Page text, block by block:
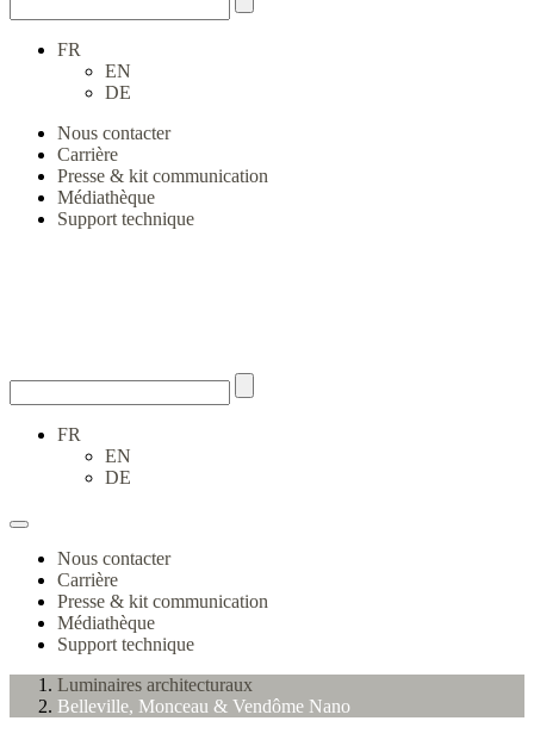
FR
EN
DE
Nous contacter
Carrière
Presse & kit communication
Médiathèque
Support technique
FR
EN
DE
Nous contacter
Carrière
Presse & kit communication
Médiathèque
Support technique
Luminaires architecturaux
Belleville, Monceau & Vendôme Nano